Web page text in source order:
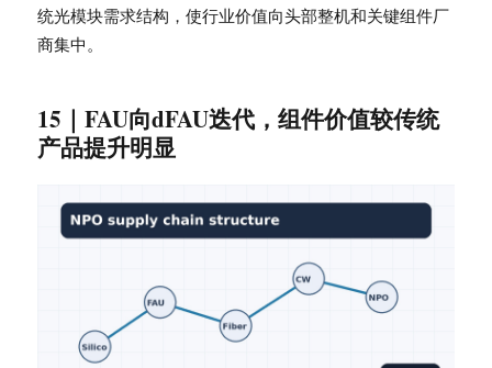
统光模块需求结构，使行业价值向头部整机和关键组件厂
商集中。
15｜FAU向dFAU迭代，组件价值较传统
产品提升明显